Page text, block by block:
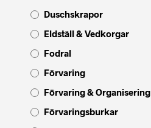
Duschskrapor
Eldställ & Vedkorgar
Fodral
Förvaring
Förvaring & Organisering
Förvaringsburkar